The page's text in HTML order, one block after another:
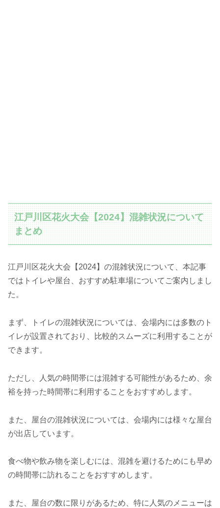
江戸川区花火大会【2024】混雑状況について
まとめ
江戸川区花火大会【2024】の混雑状況について、本記事
ではトイレや屋台、おすすめ駐車場についてご案内しまし
た。
まず、トイレの混雑状況については、会場内には多数のト
イレが設置されており、比較的スムーズに利用することが
できます。
ただし、人気の時間帯には混雑する可能性があるため、余
裕を持った時間帯に利用することをおすすめします。
また、屋台の混雑状況については、会場内には様々な屋台
が出店しています。
食べ物や飲み物を楽しむには、混雑を避けるためにも早め
の時間帯に訪れることをおすすめします。
また、屋台の数に限りがあるため、特に人気のメニューは